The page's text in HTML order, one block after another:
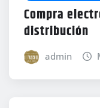
Compra
distribución
admin